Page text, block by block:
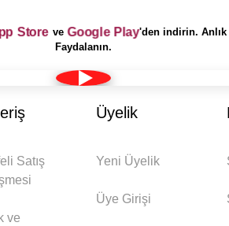
Store ve Google Play 'den indirin.
Faydalanın.
Satış
ve
Üyelik
Yeni Üyelik
Üye Girişi